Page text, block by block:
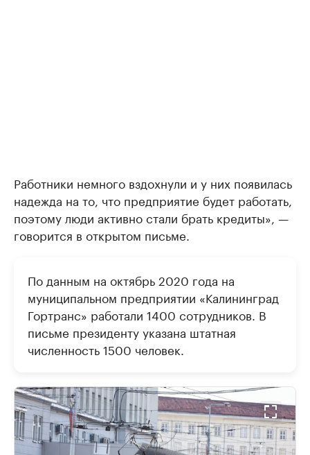
Работники немного вздохнули и у них появилась
надежда на то, что предприятие будет работать,
поэтому люди активно стали брать кредиты», —
говорится в открытом письме.
По данным на октябрь 2020 года на
муниципальном предприятии «Калининград
Гортранс» работали 1400 сотрудников. В
письме президенту указана штатная
численность 1500 человек.